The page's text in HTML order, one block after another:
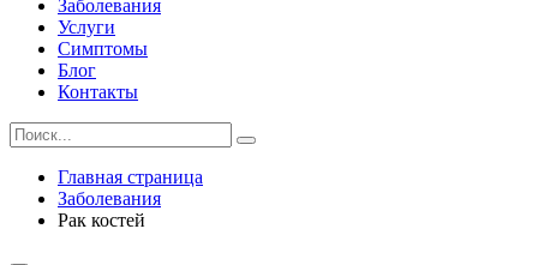
Заболевания
Услуги
Симптомы
Блог
Контакты
Главная страница
Заболевания
Рак костей